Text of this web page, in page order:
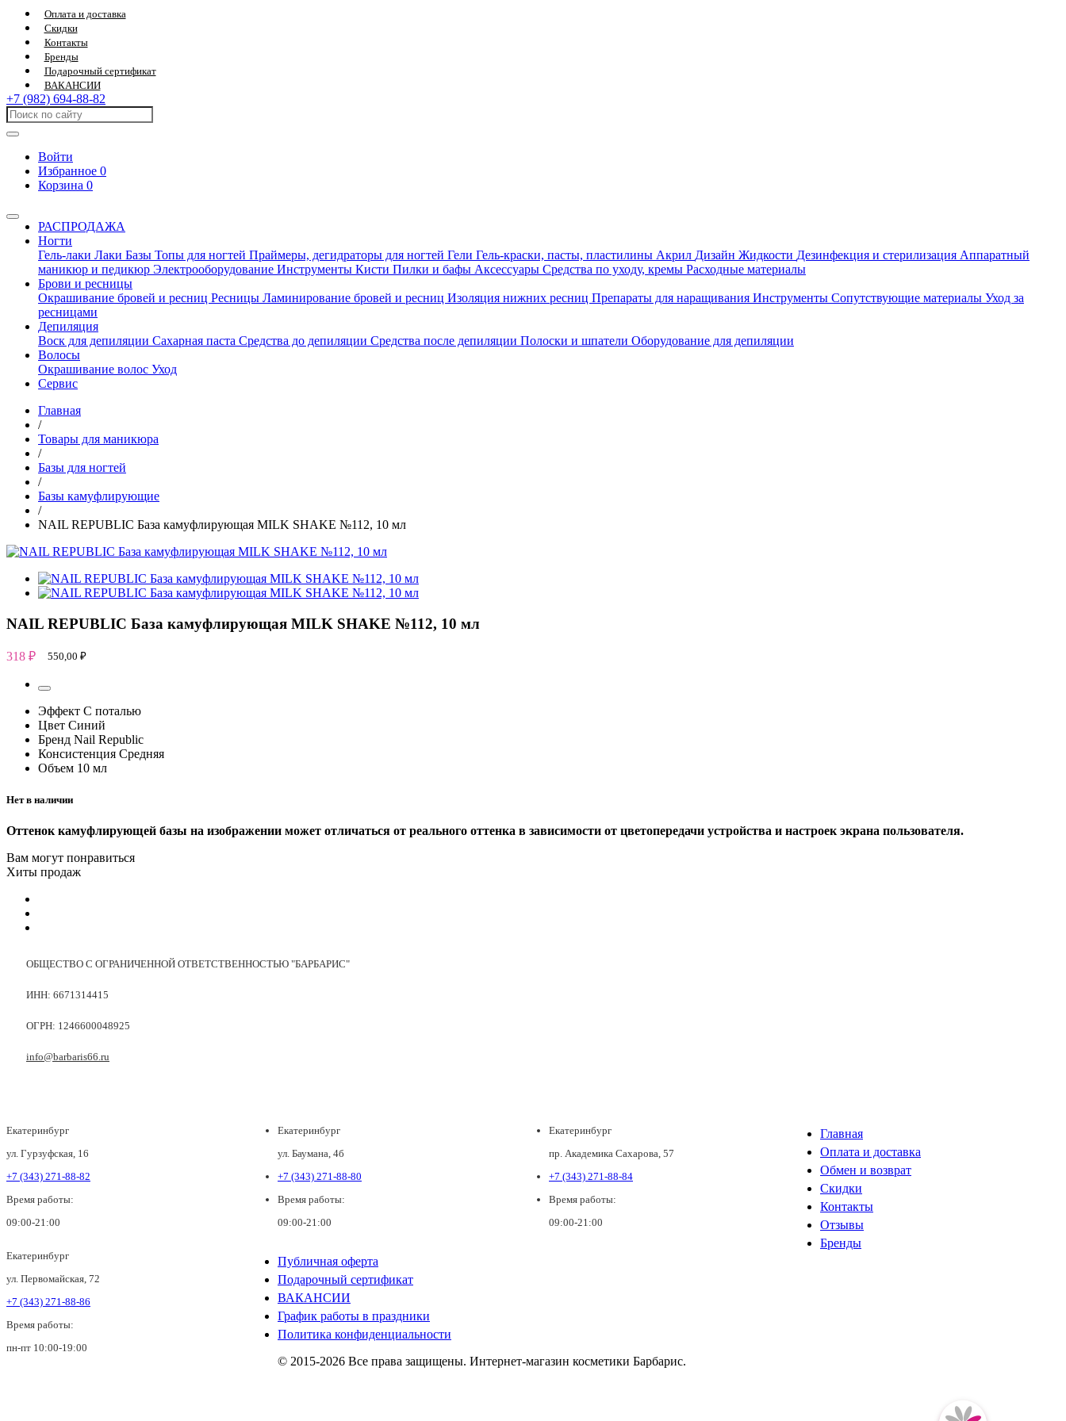
Оплата и доставка
Скидки
Контакты
Бренды
Подарочный сертификат
ВАКАНСИИ
+7 (982) 694-88-82
Войти
Избранное 0
Корзина 0
РАСПРОДАЖА
Ногти
Гель-лаки Лаки Базы Топы для ногтей Праймеры, дегидраторы для ногтей Гели Гель-краски, пасты, пластилины Акрил Дизайн Жидкости Дезинфекция и стерилизация Аппаратный
маникюр и педикюр Электрооборудование Инструменты Кисти Пилки и бафы Аксессуары Средства по уходу, кремы Расходные материалы
Брови и ресницы
Окрашивание бровей и ресниц Ресницы Ламинирование бровей и ресниц Изоляция нижних ресниц Препараты для наращивания Инструменты Сопутствующие материалы Уход за
ресницами
Депиляция
Воск для депиляции Сахарная паста Средства до депиляции Средства после депиляции Полоски и шпатели Оборудование для депиляции
Волосы
Окрашивание волос Уход
Сервис
Главная
/
Товары для маникюра
/
Базы для ногтей
/
Базы камуфлирующие
/
NAIL REPUBLIC База камуфлирующая MILK SHAKE №112, 10 мл
NAIL REPUBLIC База камуфлирующая MILK SHAKE №112, 10 мл
318 ₽ 550,00 ₽
Эффект С поталью
Цвет Синий
Бренд Nail Republic
Консистенция Средняя
Объем 10 мл
Нет в наличии
Оттенок камуфлирующей базы на изображении может отличаться от реального оттенка в зависимости от цветопередачи устройства и настроек экрана пользователя.
Вам могут понравиться
Хиты продаж
ОБЩЕСТВО С ОГРАНИЧЕННОЙ ОТВЕТСТВЕННОСТЬЮ "БАРБАРИС"
ИНН: 6671314415
ОГРН: 1246600048925
info@barbaris66.ru
Екатеринбург
ул. Гурзуфская, 16
+7 (343) 271-88-82
Время работы:
09:00-21:00
Екатеринбург
ул. Баумана, 4б
+7 (343) 271-88-80
Время работы:
09:00-21:00
Екатеринбург
пр. Академика Сахарова, 57
+7 (343) 271-88-84
Время работы:
09:00-21:00
Екатеринбург
ул. Первомайская, 72
+7 (343) 271-88-86
Время работы:
пн-пт 10:00-19:00
Главная
Оплата и доставка
Обмен и возврат
Скидки
Контакты
Отзывы
Бренды
Публичная оферта
Подарочный сертификат
ВАКАНСИИ
График работы в праздники
Политика конфиденциальности
© 2015-2026 Все права защищены. Интернет-магазин косметики Барбарис.